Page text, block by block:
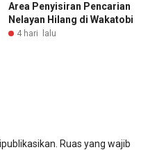
Area Penyisiran Pencarian
Nelayan Hilang di Wakatobi
4 hari lalu
Ruas yang wajib